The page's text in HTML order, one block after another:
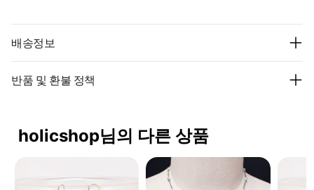
배송정보
반품 및 환불 정책
holicshop님의 다른 상품